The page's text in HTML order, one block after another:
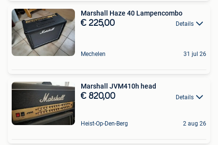
Marshall Haze 40 Lampencombo
€ 225,00 Details
Mechelen 31 jul 26
Marshall JVM410h head
€ 820,00 Details
Heist-Op-Den-Berg 2 aug 26